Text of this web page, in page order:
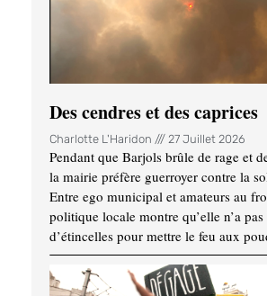
Des cendres et des caprices
Charlotte L'Haridon 27 Juillet 2026
Pendant que Barjols brûle de rage et
la mairie préfère guerroyer contre la
Entre ego municipal et amateurs au
politique locale montre qu’elle n’a pas
d’étincelles pour mettre le feu aux